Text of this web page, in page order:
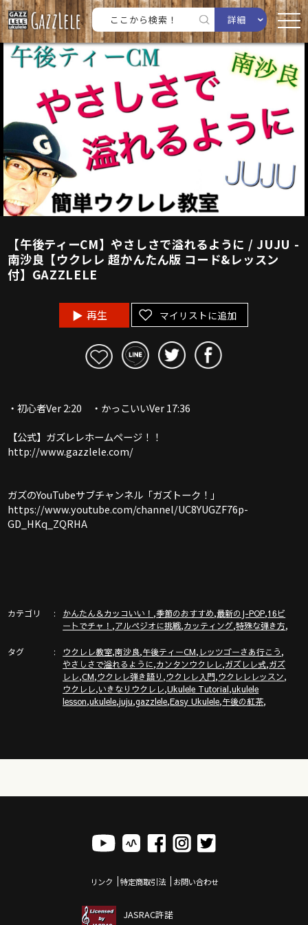
詳細
【午後ティーCM】やさしさで溢れるように / JUJU -
南沙良【ウクレレ 超かんたん版 コード&レッスン
付】GAZZLELE
再生 マイリストに追加
・初心者Ver 2:20 ・かっこいいVer 17:36
【公式】ガズレレホームページ！！
http://www.gazzlele.com/
ガズのYouTubeサブチャンネル「ガズトーク！」
https://www.youtube.com/channel/UC8YUGZF76p-
GD_HKq_ZQRHA
カテゴリ かんたん＆カッコいい！ ,季節のおすすめ,最新のJ-POP,16ビ
ートでチャ！ ,アルペジオに挑戦,カッティング,特殊な弾き方,
タグ ウクレレ教室,南沙良,午後ティーCM, レッツゴーさあ行こう,
やさしさで溢れるように,カンタンウクレレ,ガズレレ式,ガズ
レレ,CM,ウクレレ弾き語り ,ウクレレ入門,ウクレレレッスン,
ウクレレ,いきなりウクレレ,Ukulele Tutorial,ukulele
lesson,ukulele,juju,gazzlele,Easy Ukulele,午後の紅茶,
リンク 特定商取引法 お問い合わせ
JASRAC許諾